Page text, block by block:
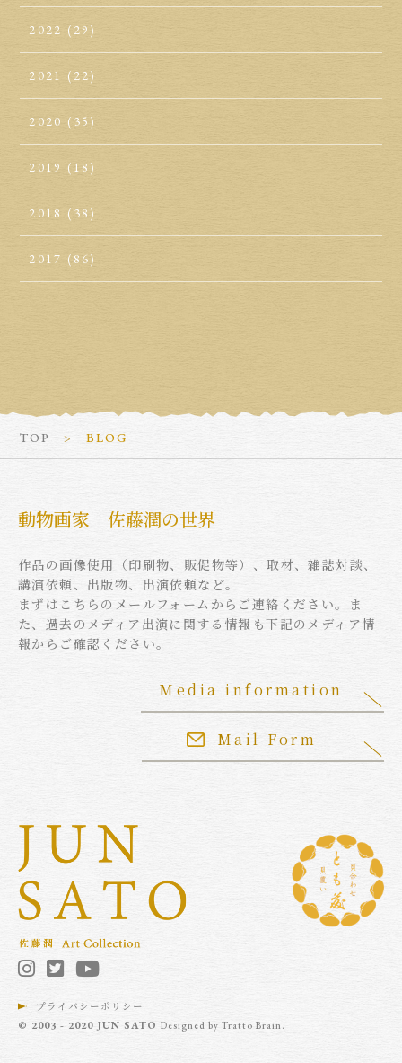
2022 (29)
2021 (22)
2020 (35)
2019 (18)
2018 (38)
2017 (86)
TOP BLOG
動物画家 佐藤潤の世界
作品の画像使用（印刷物、販促物等）、取材、雑誌対談、
講演依頼、出版物、出演依頼など。
まずはこちらのメールフォームからご連絡ください。ま
た、過去のメディア出演に関する情報も下記のメディア情
報からご確認ください。
Mail Form
Media information
© 2003 - 2020 JUN SATO Designed by Tratto Brain.
プライバシーポリシー